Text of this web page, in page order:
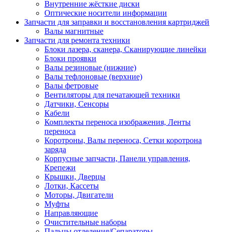
Внутренние жёсткие диски
Оптические носители информации
Запчасти для заправки и восстановления картриджей
Валы магнитные
Запчасти для ремонта техники
Блоки лазера, сканера, Сканирующие линейки
Блоки проявки
Валы резиновые (нижние)
Валы тефлоновые (верхние)
Валы фетровые
Вентиляторы для печатающей техники
Датчики, Сенсоры
Кабели
Комплекты переноса изображения, Ленты
переноса
Коротроны, Валы переноса, Сетки коротрона
заряда
Корпусные запчасти, Панели управления,
Крепежи
Крышки, Дверцы
Лотки, Кассеты
Моторы, Двигатели
Муфты
Направляющие
Очистительные наборы